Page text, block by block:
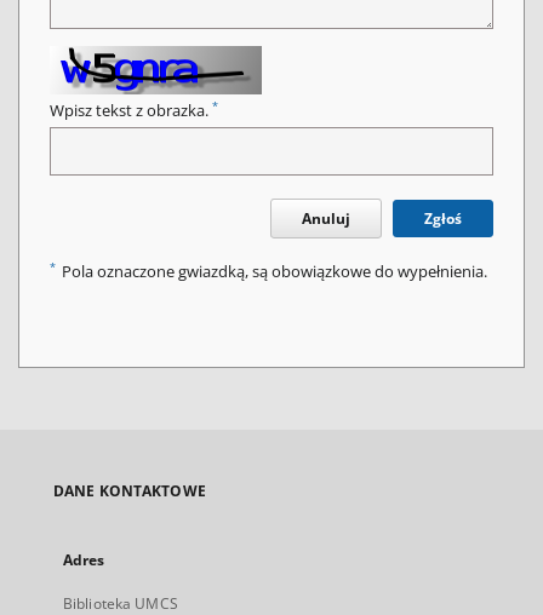
Wpisz tekst z obrazka. *
Anuluj Zgłoś
* Pola oznaczone gwiazdką, są obowiązkowe do wypełnienia.
DANE KONTAKTOWE
Adres
Biblioteka UMCS